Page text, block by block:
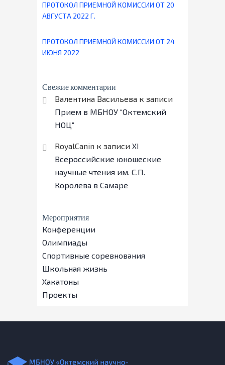
ПРОТОКОЛ ПРИЕМНОЙ КОМИССИИ ОТ 20
АВГУСТА 2022 Г.
ПРОТОКОЛ ПРИЕМНОЙ КОМИССИИ ОТ 24
ИЮНЯ 2022
Свежие комментарии
Валентина Васильева к записи
Прием в МБНОУ “Октемский
НОЦ”
RoyalCanin к записи ХI
Всероссийские юношеские
научные чтения им. С.П.
Королева в Самаре
Мероприятия
Конференции
Олимпиады
Спортивные соревнования
Школьная жизнь
Хакатоны
Проекты